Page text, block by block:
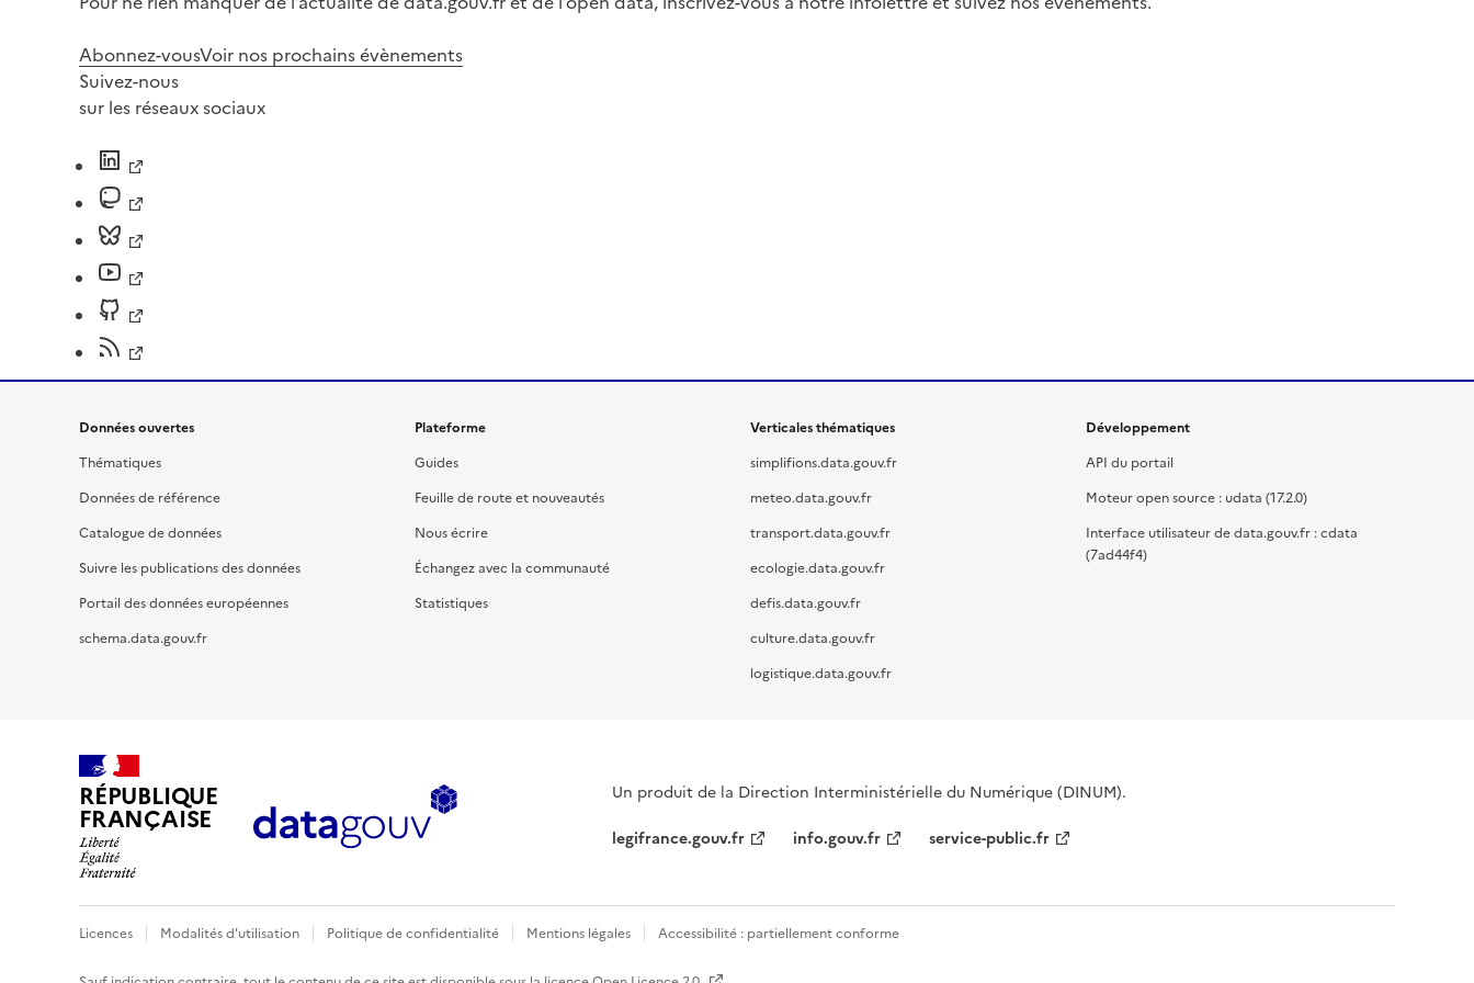
Abonnez-vousVoir nos prochains évènements
Suivez-nous
sur les réseaux sociaux
Données ouvertes
Thématiques
Données de référence
Catalogue de données
Suivre les publications des données
Portail des données européennes
schema.data.gouv.fr
Plateforme
Guides
Feuille de route et nouveautés
Nous écrire
Échangez avec la communauté
Statistiques
Verticales thématiques
simplifions.data.gouv.fr
meteo.data.gouv.fr
transport.data.gouv.fr
ecologie.data.gouv.fr
defis.data.gouv.fr
culture.data.gouv.fr
logistique.data.gouv.fr
Développement
API du portail
Moteur open source : udata (17.2.0)
Interface utilisateur de data.gouv.fr : cdata
(7ad44f4)
RÉPUBLIQUE
FRANÇAISE
Un produit de la Direction Interministérielle du Numérique (DINUM).
legifrance.gouv.fr
info.gouv.fr service-public.fr
Licences Modalités d'utilisation Politique de confidentialité Mentions légales Accessibilité : partiellement conforme